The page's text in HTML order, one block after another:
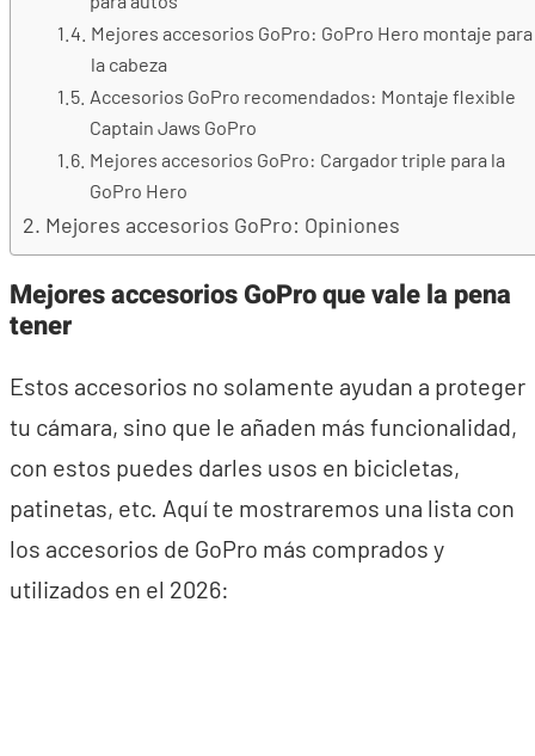
Mejores accesorios GoPro: GoPro Hero montaje para
la cabeza
Accesorios GoPro recomendados: Montaje flexible
Captain Jaws GoPro
Mejores accesorios GoPro: Cargador triple para la
GoPro Hero
Mejores accesorios GoPro: Opiniones
Mejores accesorios GoPro que vale la pena
tener
Estos accesorios no solamente ayudan a proteger
tu cámara, sino que le añaden más funcionalidad,
con estos puedes darles usos en bicicletas,
patinetas, etc. Aquí te mostraremos una lista con
los accesorios de GoPro más comprados y
utilizados en el 2026: